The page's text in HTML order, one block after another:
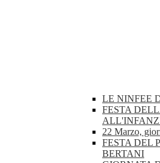
LE NINFEE
FESTA
22 Marzo,
FESTA DEL
BERTANI